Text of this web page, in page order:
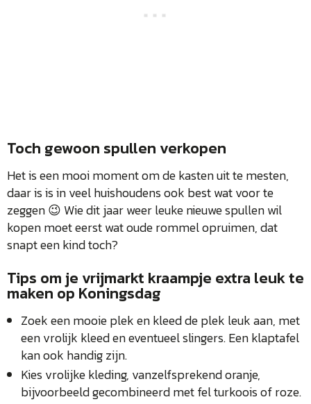
Toch gewoon spullen verkopen
Het is een mooi moment om de kasten uit te mesten,
daar is is in veel huishoudens ook best wat voor te
zeggen 😉 Wie dit jaar weer leuke nieuwe spullen wil
kopen moet eerst wat oude rommel opruimen, dat
snapt een kind toch?
Tips om je vrijmarkt kraampje extra leuk te
maken op Koningsdag
Zoek een mooie plek en kleed de plek leuk aan, met
een vrolijk kleed en eventueel slingers. Een klaptafel
kan ook handig zijn.
Kies vrolijke kleding, vanzelfsprekend oranje,
bijvoorbeeld gecombineerd met fel turkoois of roze.